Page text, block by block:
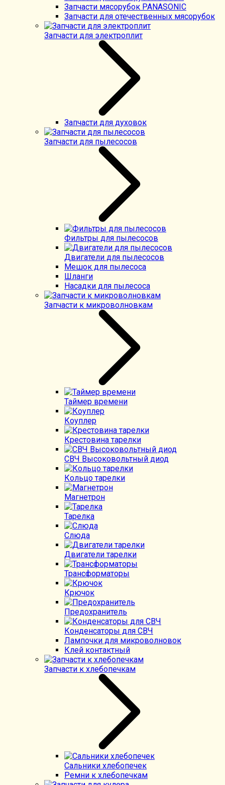
Запчасти мясорубок PANASONIC
Запчасти для отечественных мясорубок
Запчасти для электроплит
Запчасти для духовок
Запчасти для пылесосов
Фильтры для пылесосов
Двигатели для пылесосов
Мешок для пылесоса
Шланги
Насадки для пылесоса
Запчасти к микроволновкам
Таймер времени
Коуплер
Крестовина тарелки
СВЧ Высоковольтный диод
Кольцо тарелки
Магнетрон
Тарелка
Слюда
Двигатели тарелки
Трансформаторы
Крючок
Предохранитель
Конденсаторы для СВЧ
Лампочки для микроволновок
Клей контактный
Запчасти к хлебопечкам
Сальники хлебопечек
Ремни к хлебопечкам